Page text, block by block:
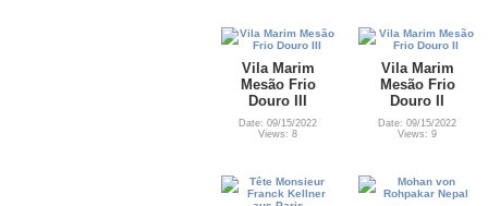
Vila Marim
Mesão Frio
Douro III
Date: 09/15/2022
Views: 8
Vila Marim
Mesão Frio
Douro II
Date: 09/15/2022
Views: 9